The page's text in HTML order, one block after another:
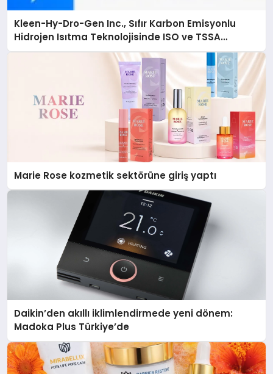
Kleen-Hy-Dro-Gen Inc., Sıfır Karbon Emisyonlu
Hidrojen Isıtma Teknolojisinde ISO ve TSSA
Düzenleyici Onaylarını Aldı
Marie Rose kozmetik sektörüne giriş yaptı
Daikin’den akıllı iklimlendirmede yeni dönem:
Madoka Plus Türkiye’de